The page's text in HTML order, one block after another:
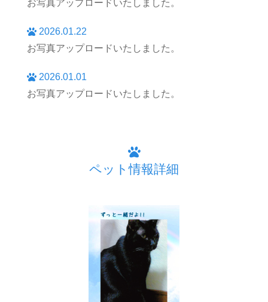
お写真アップロードいたしました。
2026.01.22
お写真アップロードいたしました。
2026.01.01
お写真アップロードいたしました。
ペット情報詳細